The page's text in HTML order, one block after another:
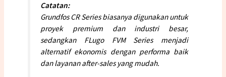
Catatan:
Grundfos CR Series biasanya digunakan untuk
proyek premium dan industri besar,
sedangkan FLugo FVM Series menjadi
alternatif ekonomis dengan performa baik
dan layanan after-sales yang mudah.